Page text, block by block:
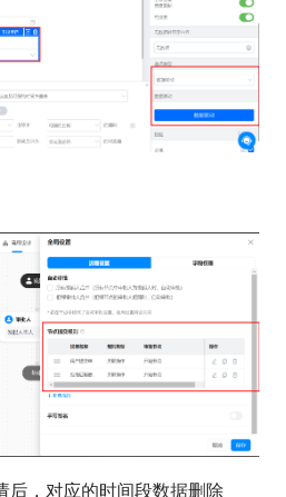
后，对应的时间段数据删除